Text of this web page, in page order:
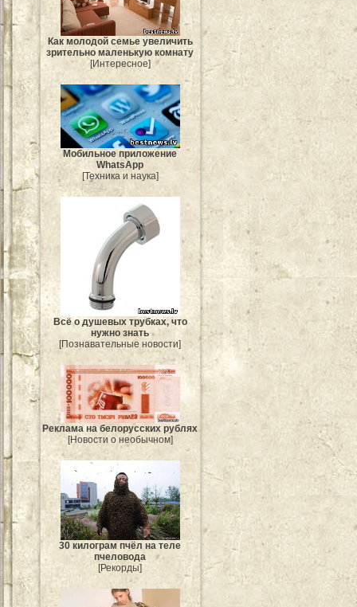
Как молодой семье увеличить
зрительно маленькую комнату
[Интересное]
Мобильное приложение
WhatsApp
[Техника и наука]
Всё о душевых трубках, что
нужно знать
[Познавательные новости]
Реклама на белорусских рублях
[Новости о необычном]
30 килограм пчёл на теле
пчеловода
[Рекорды]